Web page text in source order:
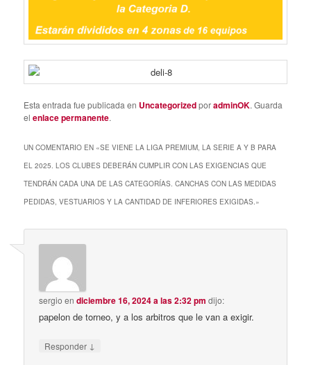
Esta entrada fue publicada en UncategorizedporadminOK. Guarda
elenlace permanente.
UN COMENTARIO EN «SE VIENE LA LIGA PREMIUM, LA SERIE A Y B PARA
EL 2025. LOS CLUBES DEBERÁN CUMPLIR CON LAS EXIGENCIAS QUE
TENDRÁN CADA UNA DE LAS CATEGORÍAS. CANCHAS CON LAS MEDIDAS
PEDIDAS, VESTUARIOS Y LA CANTIDAD DE INFERIORES EXIGIDAS. »
sergio endiciembre 16, 2024 a las 2:32 pm dijo:
papelon de torneo, y a los arbitros que le van a exigir.
Responder ↓